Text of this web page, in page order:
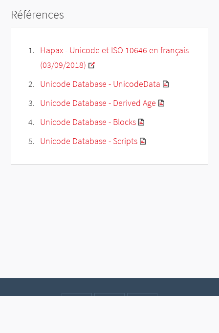
Références
Hapax - Unicode et ISO 10646 en français
(03/09/2018)
Unicode Database - UnicodeData
Unicode Database - Derived Age
Unicode Database - Blocks
Unicode Database - Scripts